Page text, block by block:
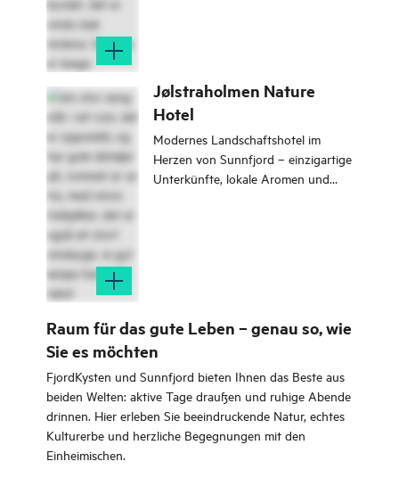
Jølstraholmen Nature
Hotel
Modernes Landschaftshotel im
Herzen von Sunnfjord – einzigartige
Unterkünfte, lokale Aromen und
Raum für das gute Leben – genau so, wie
Sie es möchten
FjordKysten und Sunnfjord bieten Ihnen das Beste aus
beiden Welten: aktive Tage draußen und ruhige Abende
drinnen. Hier erleben Sie beeindruckende Natur, echtes
Kulturerbe und herzliche Begegnungen mit den
Einheimischen.